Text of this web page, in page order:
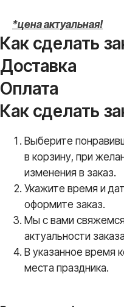
*цена актуальная!
Как сделать
Доставка
Оплата
Как сделать
Выберите
в корзину, при
изменения в заказ.
Укажите время и
оформите заказ.
Мы с вами
актуальности
В указанное время
места праздника.